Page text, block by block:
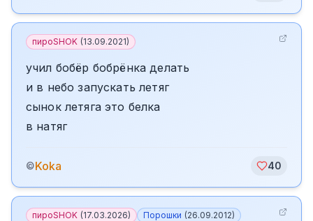
пироSHOK (13.09.2021)
учил бобёр бобрёнка делать
и в небо запускать летяг
сынок летяга это белка
в натяг
©Koka 40
пироSHOK (17.03.2026) Порошки (26.09.2012)